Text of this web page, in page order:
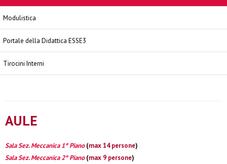
Modulistica
Portale della Didattica ESSE3
Tirocini Interni
AULE
Sala Sez. Meccanica 1° Piano(max 14 persone)
Sala Sez. Meccanica 2° Piano(max 9 persone)